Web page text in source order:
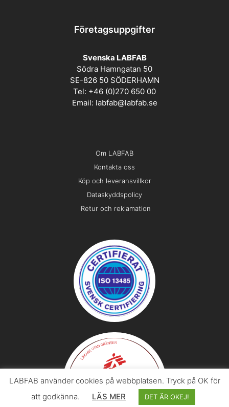
Företagsuppgifter
Svenska LABFAB
Södra Hamngatan 50
SE-826 50 SÖDERHAMN
Tel: +46 (0)270 650 00
Email: labfab@labfab.se
Om LABFAB
Kontakta oss
Köp och leveransvillkor
Dataskyddspolicy
Retur och reklamation
LABFAB använder cookies på webbplatsen. Tryck på OK för
att godkänna.
LÄS MER DET ÄR OKEJ!